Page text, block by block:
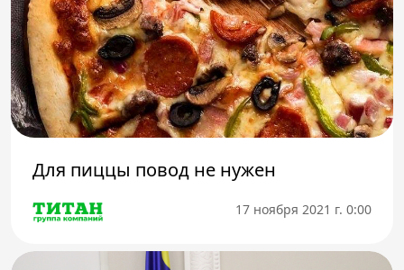
Для пиццы повод не нужен
17 ноября 2021 г. 0:00